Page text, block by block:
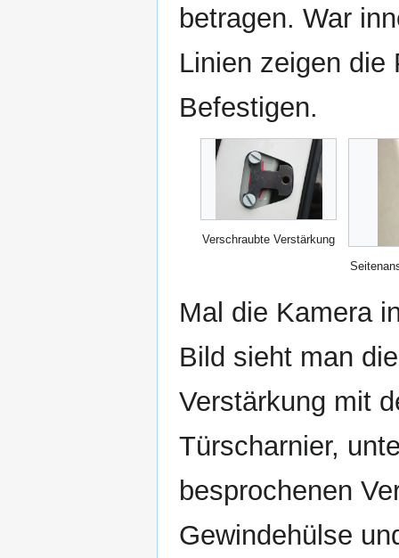
betragen. War
Linien zeigen die
Befestigen.
Verschraubte Verstärkung
Mal die Kamera
Bild sieht man
Verstärkung mit
Türscharnier,
besprochenen
Gewindehülse